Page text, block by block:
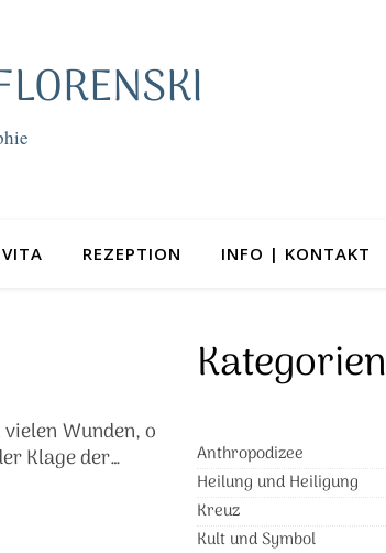
VITA REZEPTION INFO | KONTAKT
Wunden, o
Klage der…
Kategorien
Anthropodizee
Heilung und Heiligung
Kreuz
Kult und Symbol